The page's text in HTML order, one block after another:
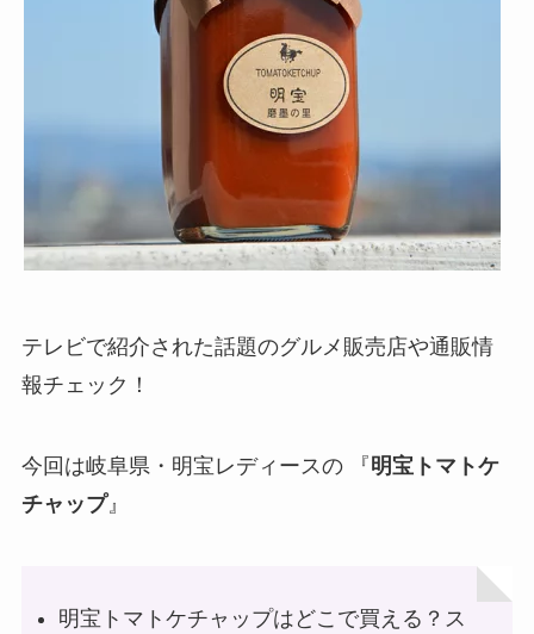
テレビで紹介された話題のグルメ販売店や通販情
報チェック！
今回は岐阜県・明宝レディースの 『明宝トマトケ
チャップ』
明宝トマトケチャップはどこで買える？ス